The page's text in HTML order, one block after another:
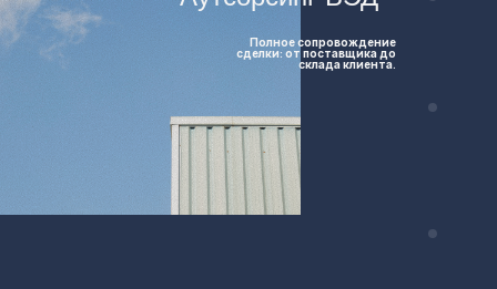
Полное сопровождение
сделки: от поставщика до
склада клиента.